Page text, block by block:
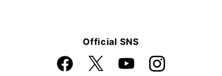
Official SNS
Faceboo
k
X YouTube Instagra
m